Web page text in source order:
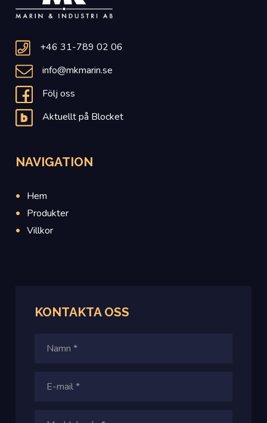
+46 31-789 02 06
info@mkmarin.se
Följ oss
Aktuellt på Blocket
NAVIGATION
Hem
Produkter
Villkor
KONTAKTA OSS